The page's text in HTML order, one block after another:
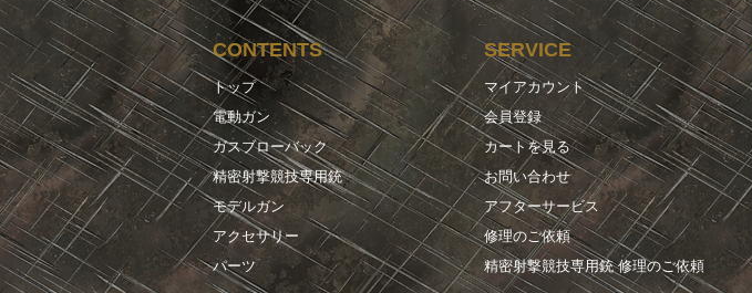
CONTENTS
トップ
電動ガン
ガスブローバック
精密射撃競技専用銃
モデルガン
アクセサリー
パーツ
SERVICE
マイアカウント
会員登録
カートを見る
お問い合わせ
アフターサービス
修理のご依頼
精密射撃競技専用銃 修理のご依頼